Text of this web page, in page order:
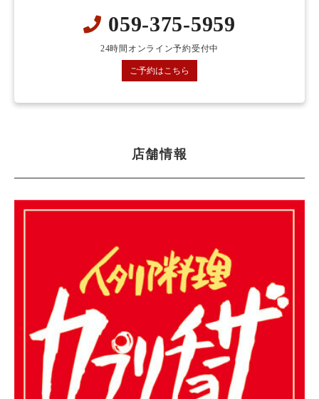
059-375-5959
24時間オンライン予約受付中
ご予約はこちら
店舗情報